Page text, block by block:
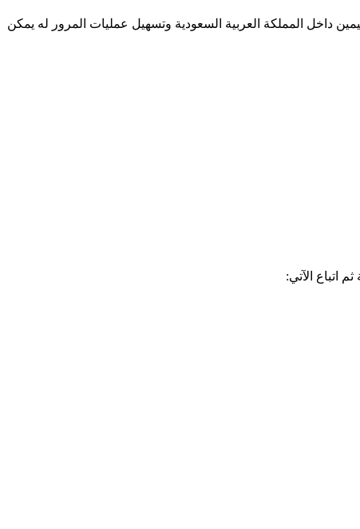
داخل المملكة العربية السعودية وتسهيل عمليات المرور له يمكن
اتباع الآتي: